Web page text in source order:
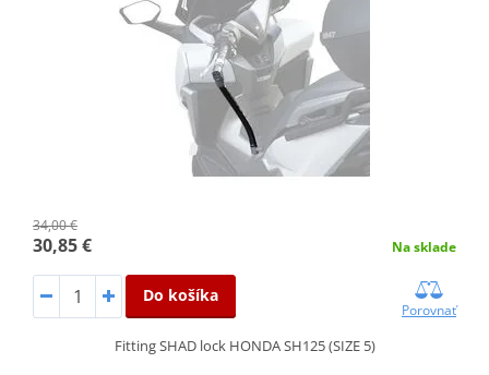
34,00 €
30,85 € Na sklade
Do košíka
Porovnať
Fitting SHAD lock HONDA SH125 (SIZE 5)